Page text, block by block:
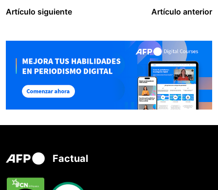
Artículo siguiente Artículo anterior
Factual